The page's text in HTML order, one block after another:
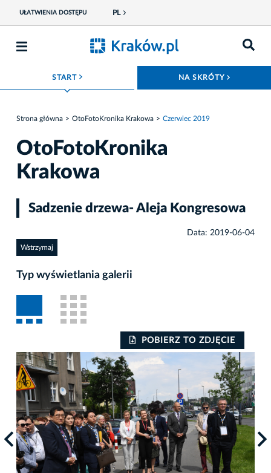
UŁATWIENIA DOSTĘPU PL
START ROZWIŃ MENU NA SKRÓTY
Strona główna OtoFotoKronika Krakowa Czerwiec 2019
OtoFotoKronika
Krakowa
Sadzenie drzewa- Aleja Kongresowa
Data: 2019-06-04
Wstrzymaj
Typ wyświetlania galerii
POBIERZ TO ZDJĘCIE